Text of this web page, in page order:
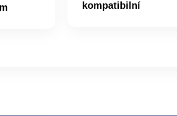
kompatibilní